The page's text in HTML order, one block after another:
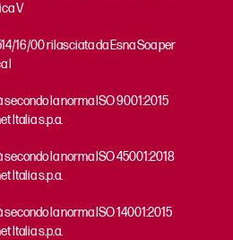
V
16/00 rilasciata da Esna Soa per
I
la norma ISO 9001:2015
Italia s.p.a.
la norma ISO 45001:2018
Italia s.p.a.
la norma ISO 14001:2015
Italia s.p.a.